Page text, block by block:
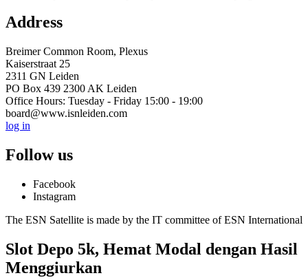
Address
Breimer Common Room, Plexus
Kaiserstraat 25
2311 GN Leiden
PO Box 439 2300 AK Leiden
Office Hours: Tuesday - Friday 15:00 - 19:00
board@www.isnleiden.com
log in
Follow us
Facebook
Instagram
The ESN Satellite is made by the IT committee of ESN International
Slot Depo 5k, Hemat Modal dengan Hasil
Menggiurkan